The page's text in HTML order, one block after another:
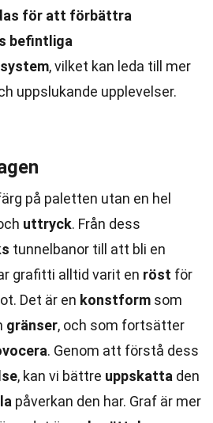
för att förbättra
befintliga
, vilket kan leda till mer
uppslukande upplevelser.
på paletten utan en hel
uttryck. Från dess
tunnelbanor till att bli en
grafitti alltid varit en röst för
Det är en konstform som
gränser, och som fortsätter
. Genom att förstå dess
, kan vi bättre uppskatta den
påverkan den har. Graf är mer